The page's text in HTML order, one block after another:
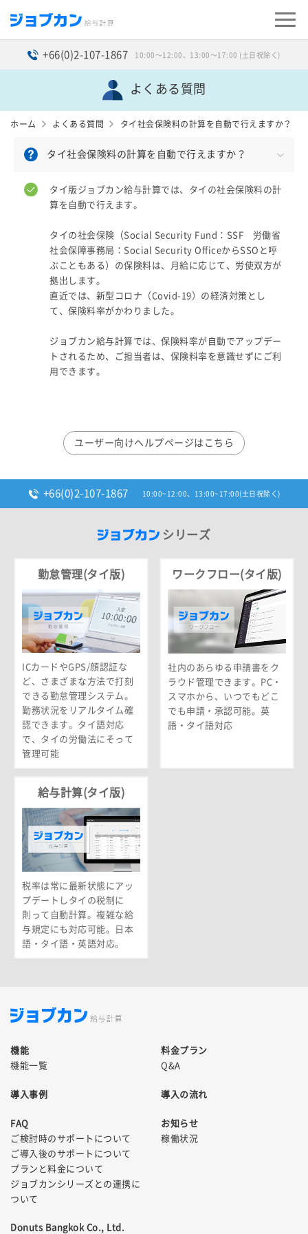
+66(0)2-107-1867 10:00〜12:00、13:00〜17:00 (土日祝除く)
よくある質問
ホーム よくある質問 タイ社会保険料の計算を自動で行えますか？
タイ社会保険料の計算を自動で行えますか？
タイ版ジョブカン給与計算では、タイの社会保険料の計
算を自動で行えます。
タイの社会保険（Social Security Fund：SSF 労働省
社会保障事務局：Social Security OfficeからSSOと呼
ぶこともある）の保険料は、月給に応じて、労使双方が
拠出します。
直近では、新型コロナ（Covid-19）の経済対策とし
て、保険料率がかわりました。
ジョブカン給与計算では、保険料率が自動でアップデー
トされるため、ご担当者は、保険料率を意識せずにご利
用できます。
ユーザー向けヘルプページはこちら
+66(0)2-107-1867 10:00~12:00、13:00~17:00(土日祝除く)
シリーズ
勤怠管理(タイ版)
ICカードやGPS/顔認証な
ど、さまざまな方法で打刻
できる勤怠管理システム。
勤務状況をリアルタイム確
認できます。タイ語対応
で、タイの労働法にそって
管理可能
ワークフロー(タイ版)
社内のあらゆる申請書をク
ラウド管理できます。PC・
スマホから、いつでもどこ
でも申請・承認可能。英
語・タイ語対応
給与計算(タイ版)
税率は常に最新状態にアッ
プデートしタイの税制に
則って自動計算。複雑な給
与規定にも対応可能。日本
語・タイ語・英語対応。
機能
機能一覧
料金プラン
Q&A
導入事例 導入の流れ
FAQ
ご検討時のサポートについて
ご導入後のサポートについて
プランと料金について
ジョブカンシリーズとの連携に
ついて
お知らせ
稼働状況
Donuts Bangkok Co., Ltd.